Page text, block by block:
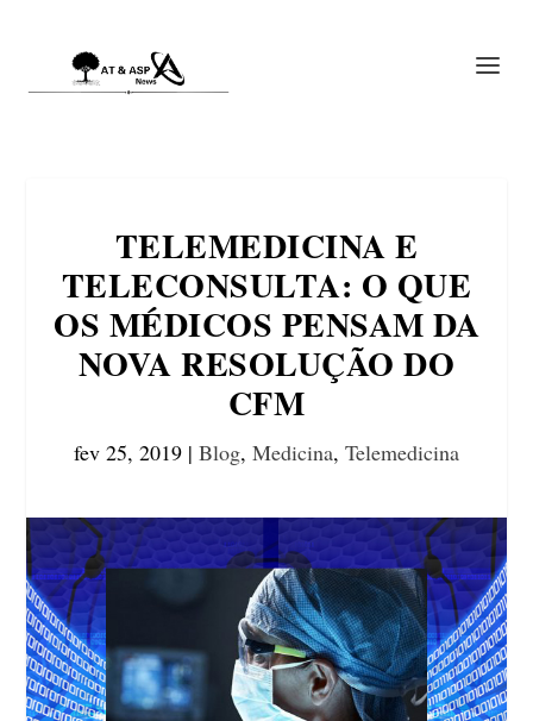
TELEMEDICINA E
TELECONSULTA: O QUE
OS MÉDICOS PENSAM DA
NOVA RESOLUÇÃO DO
CFM
fev 25, 2019 | Blog, Medicina, Telemedicina